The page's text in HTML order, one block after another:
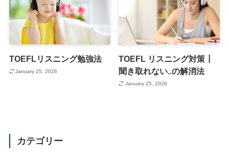
TOEFLリスニング勉強法
January 25, 2026
TOEFL リスニング対策┃
聞き取れない..の解消法
January 25, 2026
カテゴリー